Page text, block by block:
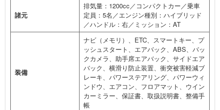
諸元
排気量：1200cc／コンパクトカー／乗車
定員：5名／エンジン種別：ハイブリッド
／ハンドル：右／ミッション：AT
装備
ナビ（メモリ）、ETC、スマートキー、プ
ッシュスタート、エアバック、ABS、バッ
クカメラ、助手席エアバック、サイドエア
バック、横滑り防止装置、衝突被害軽減ブ
レーキ、パワーステアリング、パワーウィ
ンドウ、エアコン、フロアマット、ウイン
カーミラー、保証書、取扱説明書、整備手
帳